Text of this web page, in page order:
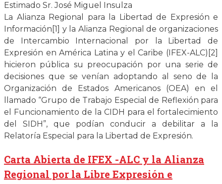
Estimado Sr. José Miguel Insulza
La Alianza Regional para la Libertad de Expresión e
Información[1] y la Alianza Regional de organizaciones
de Intercambio Internacional por la Libertad de
Expresión en América Latina y el Caribe (IFEX-ALC)[2]
hicieron pública su preocupación por una serie de
decisiones que se venían adoptando al seno de la
Organización de Estados Americanos (OEA) en el
llamado “Grupo de Trabajo Especial de Reflexión para
el Funcionamiento de la CIDH para el fortalecimiento
del SIDH”, que podían conducir a debilitar a la
Relatoría Especial para la Libertad de Expresión.
Carta Abierta de IFEX -ALC y la Alianza
Regional por la Libre Expresión e